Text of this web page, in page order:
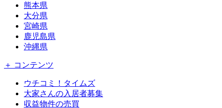
熊本県
大分県
宮崎県
鹿児島県
沖縄県
＋ コンテンツ
ウチコミ！タイムズ
大家さんの入居者募集
収益物件の売買